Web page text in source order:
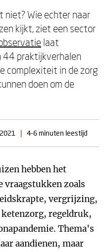
niet? Wie echter naar
kijkt, ziet een sector
laat
44 praktijkverhalen
complexiteit in de zorg
doen om de
| 4-6 minuten leestijd
hebben het
vraagstukken zoals
vergrijzing,
regeldruk,
Thema's
aandienen, maar